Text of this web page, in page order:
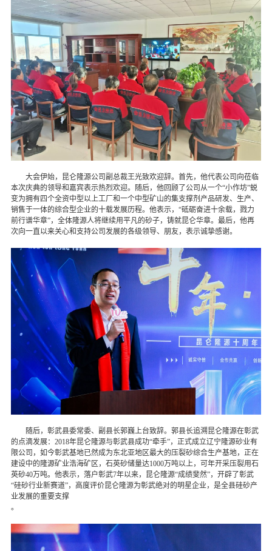
大会伊始，昆仑隆源公司副总裁王光致欢迎辞。首先，他代表公司向莅临
本次庆典的领导和嘉宾表示热烈欢迎。随后，他回顾了公司从一个“小作坊”蜕
变为拥有四个全资中型以上工厂和一个中型矿山的集支撑剂产品研发、生产、
销售于一体的综合型企业的十载发展历程。他表示，“砥砺奋进十余载，戮力
前行谱华章”，全体隆源人将继续用平凡的砂子，铸就昆仑华章。最后，他再
次向一直以来关心和支持公司发展的各级领导、朋友，表示诚挚感谢。
随后，彰武县委常委、副县长郭巍上台致辞。郭县长追溯昆仑隆源在彰武
的点滴发展：2018年昆仑隆源与彰武县成功“牵手”，正式成立辽宁隆源砂业有
限公司，如今彰武基地已然成为东北亚地区最大的压裂砂综合生产基地，正在
建设中的隆源矿业浩海矿区，石英砂储量达1000万吨以上，可年开采压裂用石
英砂40万吨。他表示，落户彰武7年以来，昆仑隆源“成绩斐然”，开辟了彰武
“硅砂行业新赛道”，高度评价昆仑隆源为彰武绝对的明星企业，是全县硅砂产
业发展的重要支撑
。